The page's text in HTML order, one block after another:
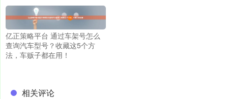
亿正策略平台 通过车架号怎么
查询汽车型号？收藏这5个方
法，车贩子都在用！
相关评论